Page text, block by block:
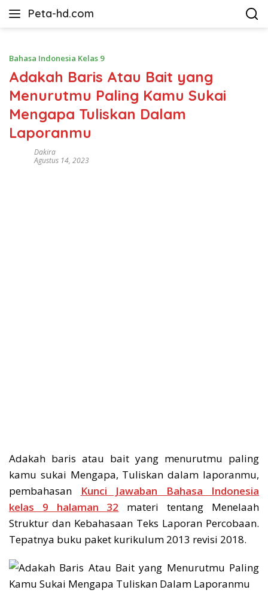
Peta-hd.com
Kumpulan
HD
Bahasa Indonesia Kelas 9
Adakah Baris Atau Bait yang
Menurutmu Paling Kamu Sukai
Mengapa Tuliskan Dalam
Laporanmu
Dakira
Agustus 14, 2023
Adakah baris atau bait yang menurutmu paling
kamu sukai Mengapa, Tuliskan dalam laporanmu,
pembahasan
Kunci Jawaban Bahasa Indonesia
kelas 9 halaman 32 materi tentang Menelaah
Struktur dan Kebahasaan Teks Laporan Percobaan.
Tepatnya buku paket kurikulum 2013 revisi 2018.